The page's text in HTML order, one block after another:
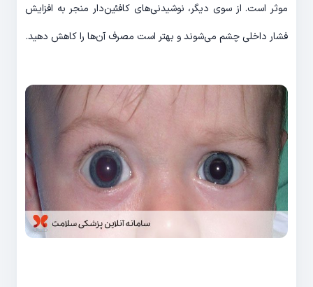
موثر است. از سوی دیگر، نوشیدنی‌های کافئین‌دار منجر به افزایش
فشار داخلی چشم می‌شوند و بهتر است مصرف آن‌ها را کاهش دهید.